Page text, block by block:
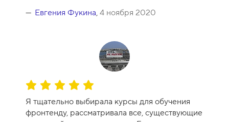
Евгения Фукина, 4 ноября 2020
О
ц
е
н
Я тщательно выбирала курсы для обучения
фронтенду, рассматривала все, существующие